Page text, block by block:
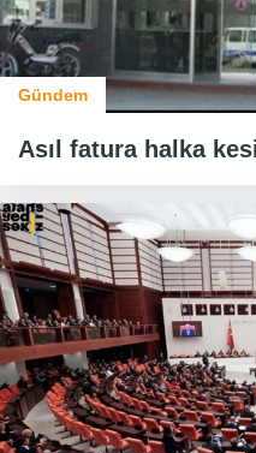
Gündem
Asıl fatura halka